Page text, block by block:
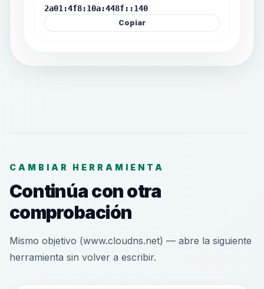
2a01:4f8:10a:448f::140
Copiar
CAMBIAR HERRAMIENTA
Continúa con otra
comprobación
Mismo objetivo (www.cloudns.net) — abre la siguiente
herramienta sin volver a escribir.